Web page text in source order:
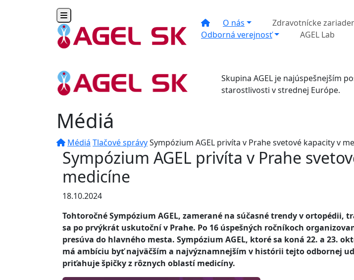
Toggle navigation
O nás Zdravotnícke
Odborná verejnosť
AGEL Lab
Skupina AGEL je najúspešnejším
starostlivosti v strednej Európe.
Médiá
Médiá Tlačové správySympózium AGEL privíta v Prahe svetové kapacity v
Sympózium AGEL privíta v Prahe
medicíne
18.10.2024
Tohtoročné Sympózium AGEL, zamerané na súčasné trendy v
sa po prvýkrát uskutoční v Prahe. Po 16 úspešných ročníkoch
presúva do hlavného mesta. Sympózium AGEL, ktoré sa koná 22. a 23.
má ambíciu byť najväčším a najvýznamnejším v histórii tejto odbornej
priťahuje špičky z rôznych oblastí medicíny.